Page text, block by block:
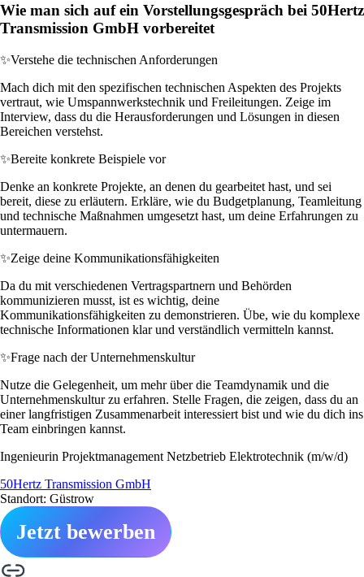
Wie man sich auf ein Vorstellungsgespräch bei 50Hertz
Transmission GmbH vorbereitet
✨Verstehe die technischen Anforderungen
Mach dich mit den spezifischen technischen Aspekten des Projekts
vertraut, wie Umspannwerkstechnik und Freileitungen. Zeige im
Interview, dass du die Herausforderungen und Lösungen in diesen
Bereichen verstehst.
✨Bereite konkrete Beispiele vor
Denke an konkrete Projekte, an denen du gearbeitet hast, und sei
bereit, diese zu erläutern. Erkläre, wie du Budgetplanung, Teamleitung
und technische Maßnahmen umgesetzt hast, um deine Erfahrungen zu
untermauern.
✨Zeige deine Kommunikationsfähigkeiten
Da du mit verschiedenen Vertragspartnern und Behörden
kommunizieren musst, ist es wichtig, deine
Kommunikationsfähigkeiten zu demonstrieren. Übe, wie du komplexe
technische Informationen klar und verständlich vermitteln kannst.
✨Frage nach der Unternehmenskultur
Nutze die Gelegenheit, um mehr über die Teamdynamik und die
Unternehmenskultur zu erfahren. Stelle Fragen, die zeigen, dass du an
einer langfristigen Zusammenarbeit interessiert bist und wie du dich ins
Team einbringen kannst.
Ingenieurin Projektmanagement Netzbetrieb Elektrotechnik (m/w/d)
50Hertz Transmission GmbH
Standort: Güstrow
Jetzt bewerben